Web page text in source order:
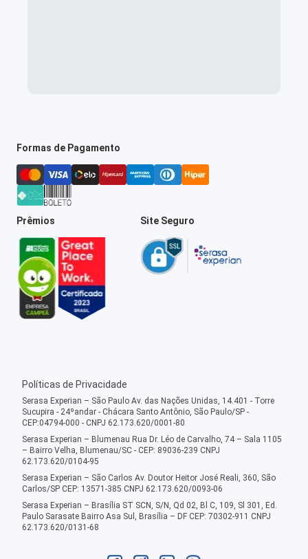
Formas de Pagamento
Prêmios Site Seguro
Políticas de Privacidade
Serasa Experian – São Paulo Av. das Nações Unidas, 14.401 - Torre
Sucupira - 24ºandar - Chácara Santo Antônio, São Paulo/SP -
CEP:04794-000 - CNPJ 62.173.620/0001-80
Serasa Experian – Blumenau Rua Dr. Léo de Carvalho, 74 – Sala 1105
– Bairro Velha, Blumenau/SC - CEP: 89036-239 CNPJ
62.173.620/0104-95
Serasa Experian – São Carlos Av. Doutor Heitor José Reali, 360, São
Carlos/SP CEP: 13571-385 CNPJ 62.173.620/0093-06
Serasa Experian – Brasília ST SCN, S/N, Qd 02, Bl C, 109, Sl 301, Ed.
Paulo Sarasate Bairro Asa Sul, Brasília – DF CEP: 70302-911 CNPJ
62.173.620/0131-68